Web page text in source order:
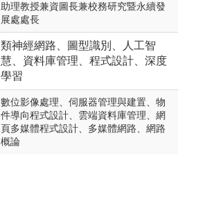
助理教授兼資圖長兼校務研究暨永續發
展處處長
類神經網路、圖型識別、人工智
慧、資料庫管理、程式設計、深度
學習
數位影像處理、伺服器管理與建置、物
件導向程式設計、雲端資料庫管理、網
頁多媒體程式設計、多媒體網路、網路
概論